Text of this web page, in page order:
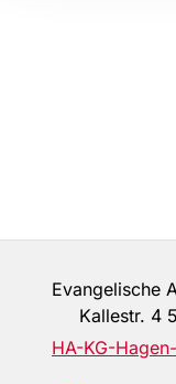
Evangelische
Kallestr. 4
HA-KG-